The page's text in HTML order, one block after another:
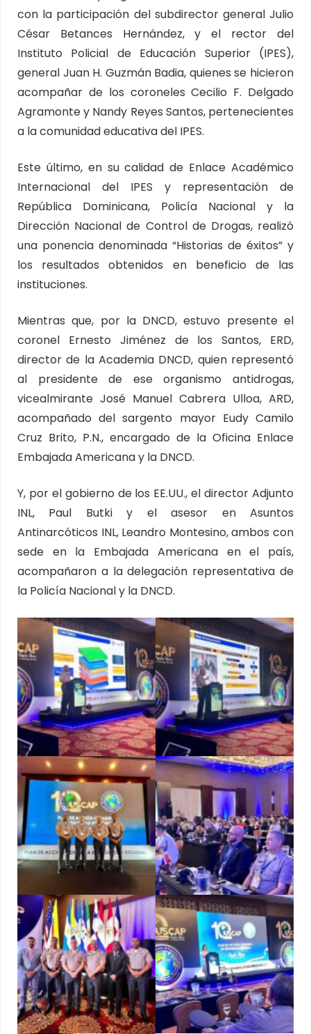
con la participación del subdirector general Julio
César Betances Hernández, y el rector del
Instituto Policial de Educación Superior (IPES),
general Juan H. Guzmán Badia, quienes se hicieron
acompañar de los coroneles Cecilio F. Delgado
Agramonte y Nandy Reyes Santos, pertenecientes
a la comunidad educativa del IPES.
Este último, en su calidad de Enlace Académico
Internacional del IPES y representación de
República Dominicana, Policía Nacional y la
Dirección Nacional de Control de Drogas, realizó
una ponencia denominada “Historias de éxitos” y
los resultados obtenidos en beneficio de las
instituciones.
Mientras que, por la DNCD, estuvo presente el
coronel Ernesto Jiménez de los Santos, ERD,
director de la Academia DNCD, quien representó
al presidente de ese organismo antidrogas,
vicealmirante José Manuel Cabrera Ulloa, ARD,
acompañado del sargento mayor Eudy Camilo
Cruz Brito, P.N., encargado de la Oficina Enlace
Embajada Americana y la DNCD.
Y, por el gobierno de los EE.UU., el director Adjunto
INL, Paul Butki y el asesor en Asuntos
Antinarcóticos INL, Leandro Montesino, ambos con
sede en la Embajada Americana en el país,
acompañaron a la delegación representativa de
la Policía Nacional y la DNCD.